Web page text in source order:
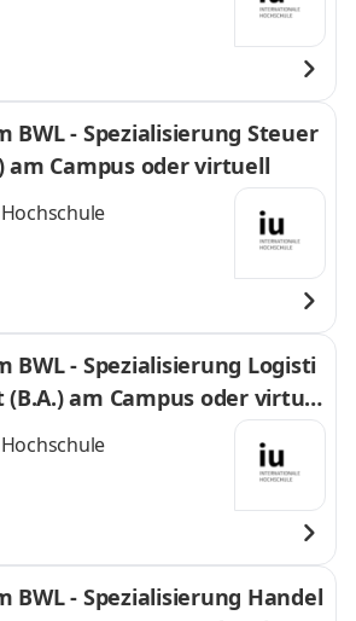
BWL - Spezialisierung Steuer
am Campus oder virtuell
BWL - Spezialisierung Logisti
am Campus oder virtuel
BWL - Spezialisierung Handel